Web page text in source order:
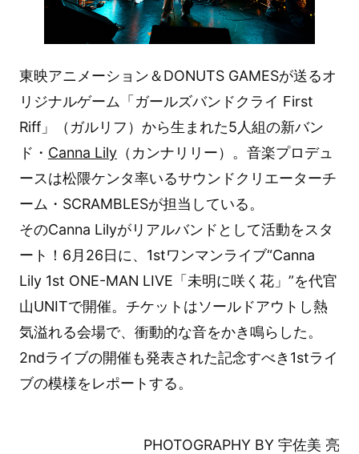
東映アニメーション＆DONUTS GAMESが送るオ
リジナルゲーム「ガールズバンドクライ First
Riff」（ガルリフ）から生まれた5人組の新バン
ド・ Canna Lily（カンナリリー）。音楽プロデュ
ースは松隈ケンタ率いるサウンドクリエーターチ
ーム・SCRAMBLESが担当している。
そのCanna Lilyがリアルバンドとして活動をスタ
ート！6月26日に、1stワンマンライブ“Canna
Lily 1st ONE-MAN LIVE「未明に咲く花」”を代官
山UNITで開催。チケットはソールドアウトし熱
気溢れる会場で、衝動的な音をかき鳴らした。
2ndライブの開催も発表された記念すべき1stライ
ブの模様をレポートする。
PHOTOGRAPHY BY 宇佐美 亮